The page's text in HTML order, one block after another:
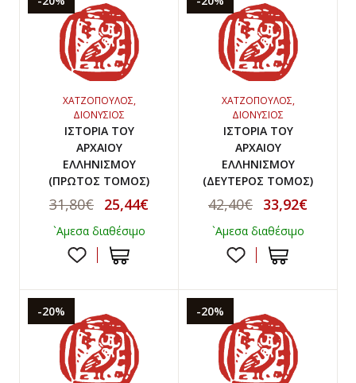
ΧΑΤΖΟΠΟΥΛΟΣ,
ΔΙΟΝΥΣΙΟΣ
ΙΣΤΟΡΙΑ ΤΟΥ
ΑΡΧΑΙΟΥ
ΕΛΛΗΝΙΣΜΟΥ
(ΠΡΩΤΟΣ ΤΟΜΟΣ)
31,80€ 25,44€
`Αμεσα διαθέσιμο
ΧΑΤΖΟΠΟΥΛΟΣ,
ΔΙΟΝΥΣΙΟΣ
ΙΣΤΟΡΙΑ ΤΟΥ
ΑΡΧΑΙΟΥ
ΕΛΛΗΝΙΣΜΟΥ
(ΔΕΥΤΕΡΟΣ ΤΟΜΟΣ)
42,40€ 33,92€
`Αμεσα διαθέσιμο
-20% -20%